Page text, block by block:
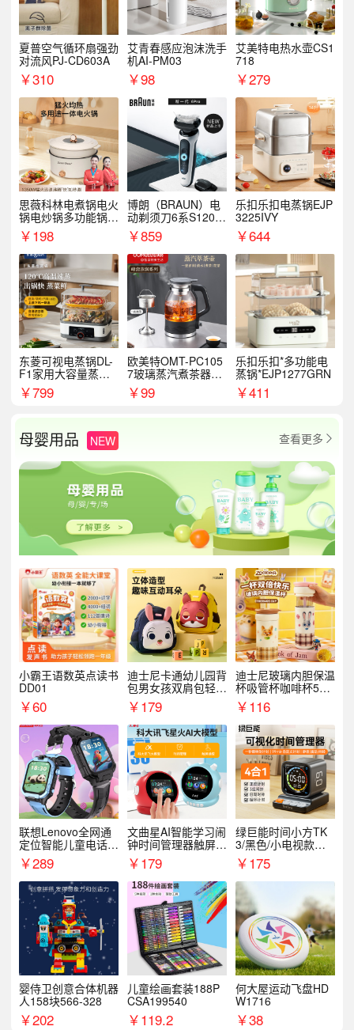
夏普空气循环扇强劲
对流风PJ-CD603A
￥310
艾青春感应泡沫洗手
机AI-PM03
￥98
艾美特电热水壶CS1
718
￥279
思薇科林电煮锅电火
锅电炒锅多功能锅电
热锅泡面小电锅
￥198
博朗（BRAUN）电
动剃须刀6系S1200
S￥859
乐扣乐扣电蒸锅EJP
3225IVY
￥644
东菱可视电蒸锅DL-
F1家用大容量蒸炖
锅
￥799
欧美特OMT-PC105
7玻璃蒸汽煮茶器黑
茶泡茶具茶壶花茶壶
￥99
乐扣乐扣*多功能电
蒸锅*EJP1277GRN
￥411
母婴用品 NEW 查看更多 
小霸王语数英点读书
DD01
￥60
迪士尼卡通幼儿园背
包男女孩双肩包轻便
可爱小背包B20107
￥179
迪士尼玻璃内胆保温
杯吸管杯咖啡杯530
MLH15135
￥116
联想Lenovo全网通
定位智能儿童电话手
表A1
￥289
文曲星AI智能学习闹
钟时间管理器触屏N
1pro
￥179
绿巨能时间小方TK
3/黑色/小电视款【T
K3】
￥175
婴侍卫创意合体机器
人158块566-328
￥202
儿童绘画套装188P
CSA199540
￥119.2
何大屋运动飞盘HD
W1716
￥38